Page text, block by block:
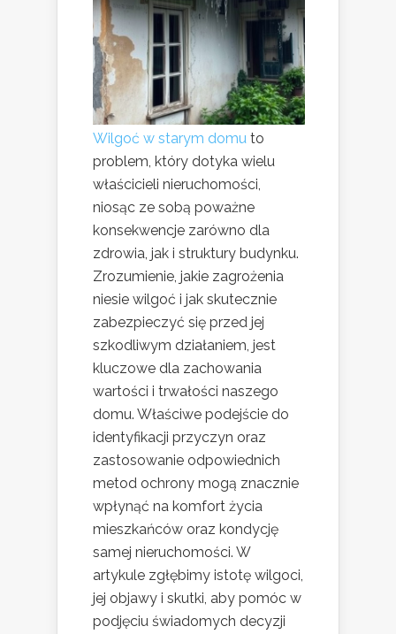
Wilgoć w starym domu to
problem, który dotyka wielu
właścicieli nieruchomości,
niosąc ze sobą poważne
konsekwencje zarówno dla
zdrowia, jak i struktury budynku.
Zrozumienie, jakie zagrożenia
niesie wilgoć i jak skutecznie
zabezpieczyć się przed jej
szkodliwym działaniem, jest
kluczowe dla zachowania
wartości i trwałości naszego
domu. Właściwe podejście do
identyfikacji przyczyn oraz
zastosowanie odpowiednich
metod ochrony mogą znacznie
wpłynąć na komfort życia
mieszkańców oraz kondycję
samej nieruchomości. W
artykule zgłębimy istotę wilgoci,
jej objawy i skutki, aby pomóc w
podjęciu świadomych decyzji